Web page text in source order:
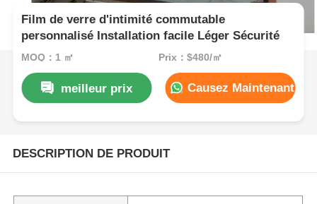
Film de verre d'intimité commutable
personnalisé Installation facile Léger Sécurité
MOQ：1 ㎡ Prix：$480/㎡
meilleur prix Causez Maintenant
DESCRIPTION DE PRODUIT